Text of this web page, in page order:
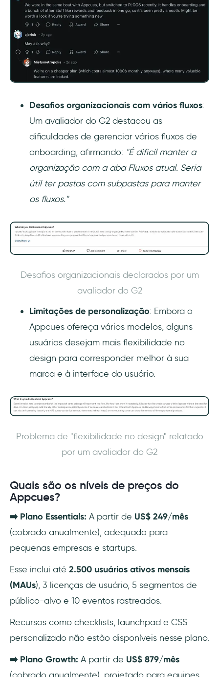
Desafios organizacionais com vários fluxos:
Um avaliador do G2 destacou as
dificuldades de gerenciar vários fluxos de
onboarding, afirmando: "É difícil manter a
organização com a aba Fluxos atual. Seria
útil ter pastas com subpastas para manter
os fluxos."
Desafios organizacionais declarados por um
avaliador do G2
Limitações de personalização: Embora o
Appcues ofereça vários modelos, alguns
usuários desejam mais flexibilidade no
design para corresponder melhor à sua
marca e à interface do usuário.
Problema de "flexibilidade no design" relatado
por um avaliador do G2
Quais são os níveis de preços do
Appcues?
➡️ Plano Essentials: A partir de US$ 249/mês
(cobrado anualmente), adequado para
pequenas empresas e startups.
Esse inclui até 2.500 usuários ativos mensais
(MAUs), 3 licenças de usuário, 5 segmentos de
público-alvo e 10 eventos rastreados.
Recursos como checklists, launchpad e CSS
personalizado não estão disponíveis nesse plano.
➡️ Plano Growth: A partir de US$ 879/mês